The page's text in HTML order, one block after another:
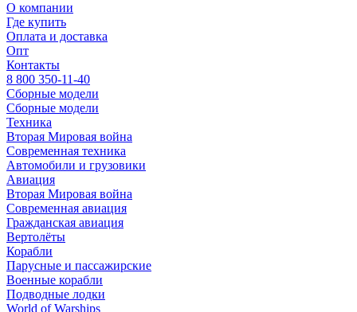
О компании
Где купить
Оплата и доставка
Опт
Контакты
8 800 350-11-40
Сборные модели
Сборные модели
Техника
Вторая Мировая война
Современная техника
Автомобили и грузовики
Авиация
Вторая Мировая война
Современная авиация
Гражданская авиация
Вертолёты
Корабли
Парусные и пассажирские
Военные корабли
Подводные лодки
World of Warships